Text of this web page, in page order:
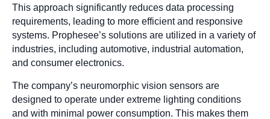
This approach significantly reduces data processing
requirements, leading to more efficient and responsive
systems. Prophesee’s solutions are utilized in a variety of
industries, including automotive, industrial automation,
and consumer electronics.
The company’s neuromorphic vision sensors are
designed to operate under extreme lighting conditions
and with minimal power consumption. This makes them